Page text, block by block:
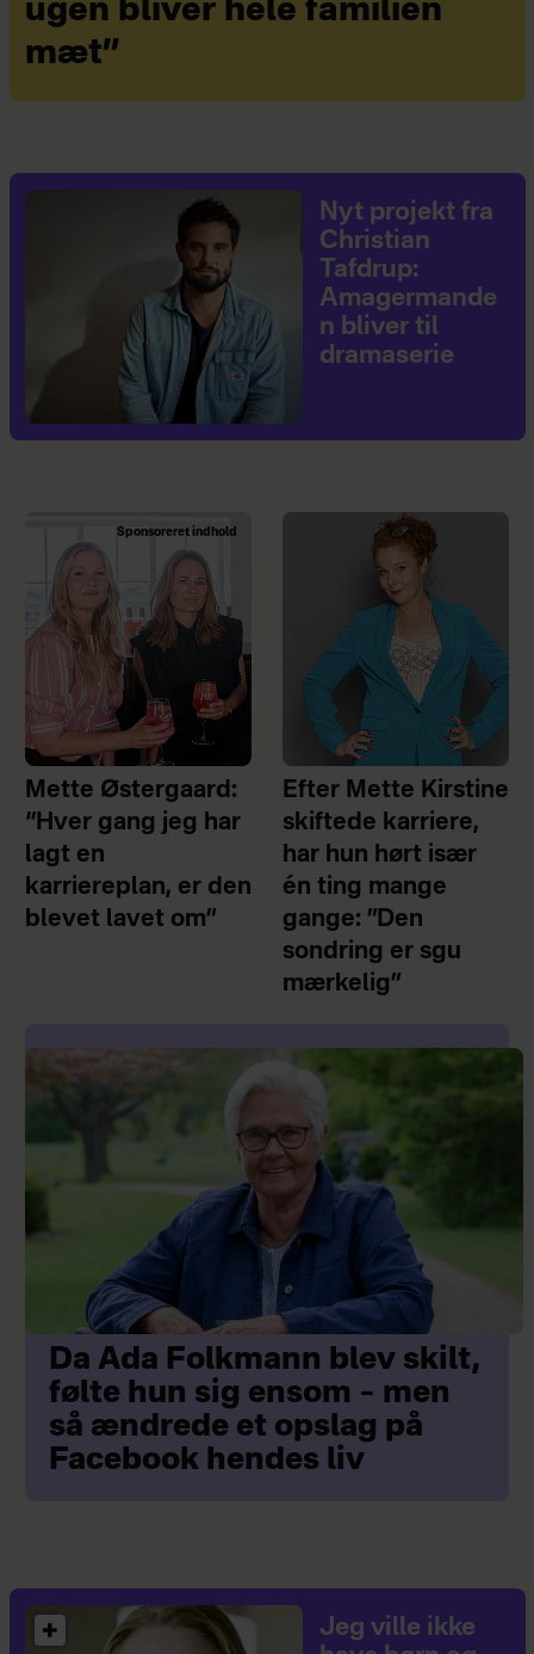
ugen bliver hele familien
mæt”
Nyt projekt fra
Christian
Tafdrup:
Amagermande
n bliver til
dramaserie
Sponsoreret indhold
Mette Østergaard:
“Hver gang jeg har
lagt en
karriereplan, er den
blevet lavet om”
Efter Mette Kirstine
skiftede karriere,
har hun hørt især
én ting mange
gange: ”Den
sondring er sgu
mærkelig”
Da Ada Folkmann blev skilt,
følte hun sig ensom – men
så ændrede et opslag på
Facebook hendes liv
Jeg ville ikke